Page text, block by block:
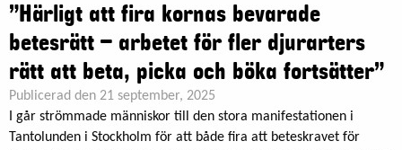
”Härligt att fira kornas bevarade
betesrätt – arbetet för fler djurarters
rätt att beta, picka och böka fortsätter”
Publicerad den 21 september, 2025
I går strömmade människor till den stora manifestationen i
Tantolunden i Stockholm för att både fira att beteskravet för